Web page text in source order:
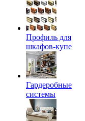
Профиль для
шкафов-купе
Гардеробные
системы